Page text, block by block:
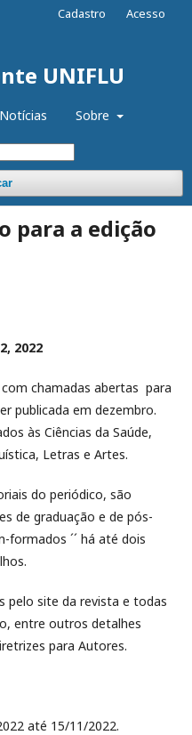
UNIFLU
Notícias Sobre
Cadastro Acesso
para a edição
2022
chamadas abertas para
publicada em dezembro.
às Ciências da Saúde,
Letras e Artes.
do periódico, são
de graduação e de pós-
formados ´´ há até dois
pelo site da revista e todas
entre outros detalhes
para Autores.
até 15/11/2022.